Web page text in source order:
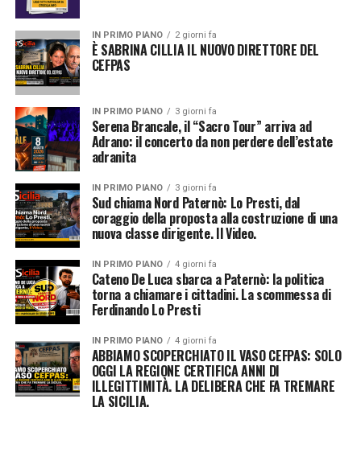
IN PRIMO PIANO 2 giorni fa
È SABRINA CILLIA IL NUOVO DIRETTORE DEL
CEFPAS
IN PRIMO PIANO 3 giorni fa
Serena Brancale, il “Sacro Tour” arriva ad
Adrano: il concerto da non perdere dell’estate
adranita
IN PRIMO PIANO 3 giorni fa
Sud chiama Nord Paternò: Lo Presti, dal
coraggio della proposta alla costruzione di una
nuova classe dirigente. Il Video.
IN PRIMO PIANO 4 giorni fa
Cateno De Luca sbarca a Paternò: la politica
torna a chiamare i cittadini. La scommessa di
Ferdinando Lo Presti
IN PRIMO PIANO 4 giorni fa
ABBIAMO SCOPERCHIATO IL VASO CEFPAS: SOLO
OGGI LA REGIONE CERTIFICA ANNI DI
ILLEGITTIMITÀ. LA DELIBERA CHE FA TREMARE
LA SICILIA.